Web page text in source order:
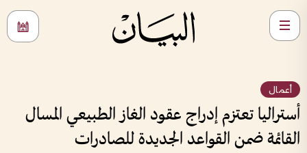
أعمال
أستراليا تعتزم إدراج عقود الغاز الطبيعي المسال
القائمة ضمن القواعد الجديدة للصادرات